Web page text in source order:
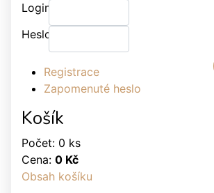
Login:
Heslo:
Registrace
Zapomenuté heslo
Košík
Počet: 0 ks
Cena: 0 Kč
Obsah košíku